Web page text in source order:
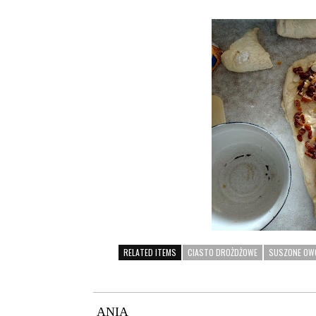
RELATED ITEMS CIASTO DROŻDŻOWE SUSZONE
ANIA